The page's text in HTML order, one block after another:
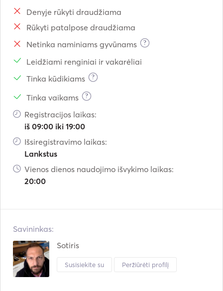
Denyje rūkyti draudžiama
Rūkyti patalpose draudžiama
Netinka naminiams gyvūnams
?
Leidžiami renginiai ir vakarėliai
Tinka kūdikiams
?
Tinka vaikams ?
Registracijos laikas:
iš 09:00 iki 19:00
Išsiregistravimo laikas:
Lankstus
Vienos dienos naudojimo išvykimo laikas:
20:00
Savininkas:
Sotiris
Susisiekite su Peržiūrėti profilį